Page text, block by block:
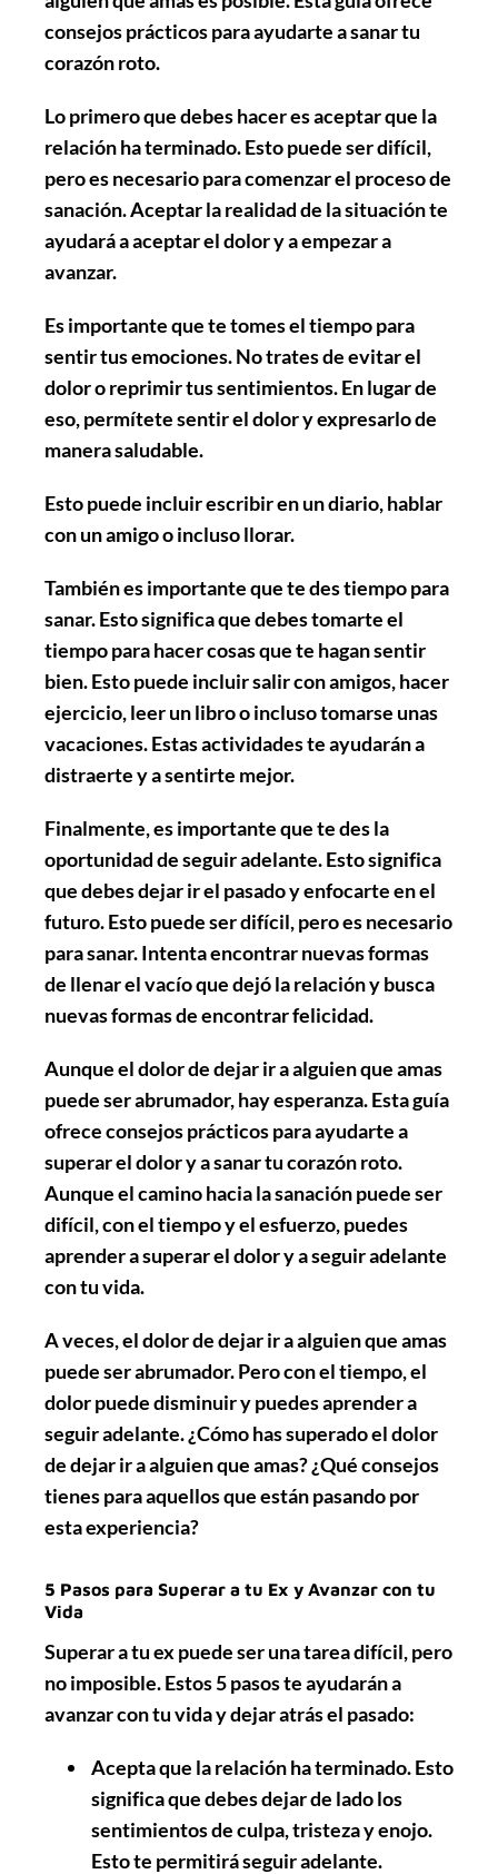
consejos prácticos para ayudarte a sanar tu
corazón roto.
Lo primero que debes hacer es aceptar que la
relación ha terminado. Esto puede ser difícil,
pero es necesario para comenzar el proceso de
sanación. Aceptar la realidad de la situación te
ayudará a aceptar el dolor y a empezar a
avanzar.
Es importante que te tomes el tiempo para
sentir tus emociones. No trates de evitar el
dolor o reprimir tus sentimientos. En lugar de
eso, permítete sentir el dolor y expresarlo de
manera saludable.
Esto puede incluir escribir en un diario, hablar
con un amigo o incluso llorar.
También es importante que te des tiempo para
sanar. Esto significa que debes tomarte el
tiempo para hacer cosas que te hagan sentir
bien. Esto puede incluir salir con amigos, hacer
ejercicio, leer un libro o incluso tomarse unas
vacaciones. Estas actividades te ayudarán a
distraerte y a sentirte mejor.
Finalmente, es importante que te des la
oportunidad de seguir adelante. Esto significa
que debes dejar ir el pasado y enfocarte en el
futuro. Esto puede ser difícil, pero es necesario
para sanar. Intenta encontrar nuevas formas
de llenar el vacío que dejó la relación y busca
nuevas formas de encontrar felicidad.
Aunque el dolor de dejar ir a alguien que amas
puede ser abrumador, hay esperanza. Esta guía
ofrece consejos prácticos para ayudarte a
superar el dolor y a sanar tu corazón roto.
Aunque el camino hacia la sanación puede ser
difícil, con el tiempo y el esfuerzo, puedes
aprender a superar el dolor y a seguir adelante
con tu vida.
A veces, el dolor de dejar ir a alguien que amas
puede ser abrumador. Pero con el tiempo, el
dolor puede disminuir y puedes aprender a
seguir adelante. ¿Cómo has superado el dolor
de dejar ir a alguien que amas? ¿Qué consejos
tienes para aquellos que están pasando por
esta experiencia?
5 Pasos para Superar a tu Ex y Avanzar con tu
Vida
Superar a tu ex puede ser una tarea difícil, pero
no imposible. Estos5 pasoste ayudarán a
avanzar con tu vida y dejar atrás el pasado:
Acepta que la relación ha terminado. Esto
significa que debes dejar de lado los
sentimientos de culpa, tristeza y enojo.
Esto te permitirá seguir adelante.